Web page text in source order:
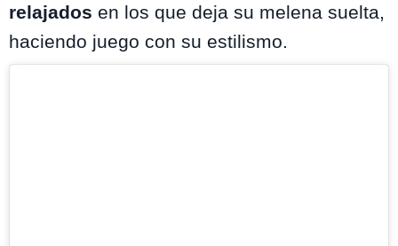
relajados en los que deja su melena suelta,
haciendo juego con su estilismo.